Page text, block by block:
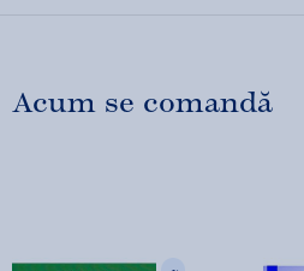
Acum se comandă